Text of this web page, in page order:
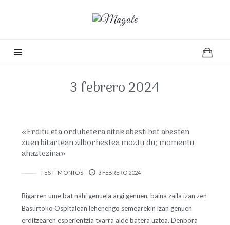
Magale
3 febrero 2024
«Erditu eta ordubetera aitak abesti bat abesten
zuen bitartean zilborhestea moztu du; momentu
ahaztezina»
TESTIMONIOS 3 FEBRERO 2024
Bigarren ume bat nahi genuela argi genuen, baina zaila izan zen
Basurtoko Ospitalean lehenengo semearekin izan genuen
erditzearen esperientzia txarra alde batera uztea. Denbora